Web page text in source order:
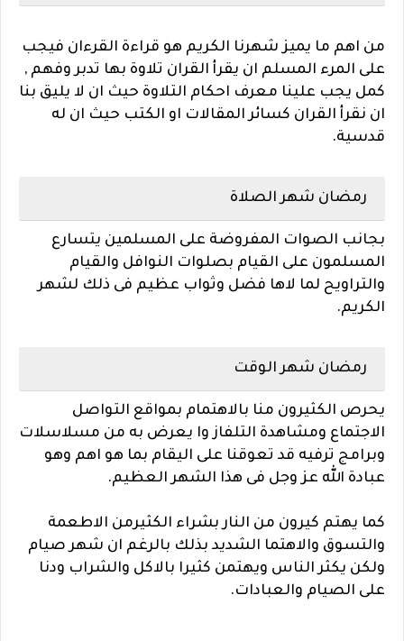
من اهم ما يميز شهرنا الكريم هو قراءة القرءان فيجب
على المرء المسلم ان يقرأ القران تلاوة بها تدبر وفهم ,
كمل يجب علينا معرف احكام التلاوة حيث ان لا يليق بنا
ان نقرأ القران كسائر المقالات او الكتب حيث ان له
قدسية.
رمضان شهر الصلاة
بجانب الصوات المفروضة على المسلمين يتسارع
المسلمون على القيام بصلوات النوافل والقيام
والتراويح لما لاها فضل وثواب عظيم فى ذلك لشهر
الكريم.
رمضان شهر الوقت
يحرص الكثيرون منا بالاهتمام بمواقع التواصل
الاجتماع ومشاهدة التلفاز وا يعرض به من مسلاسلات
وبرامج ترفيه قد تعوقنا على اليقام بما هو اهم وهو
عبادة الله عز وجل فى هذا الشهر العظيم.
كما يهتم كيرون من النار بشراء الكثيرمن الاطعمة
والتسوق والاهتما الشديد بذلك بالرغم ان شهر صيام
ولكن يكثر الناس ويهتمن كثيرا بالاكل والشراب ودنا
على الصيام والعبادات.